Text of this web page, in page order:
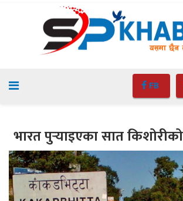
FB
भारत पुर्‍याइएका सात